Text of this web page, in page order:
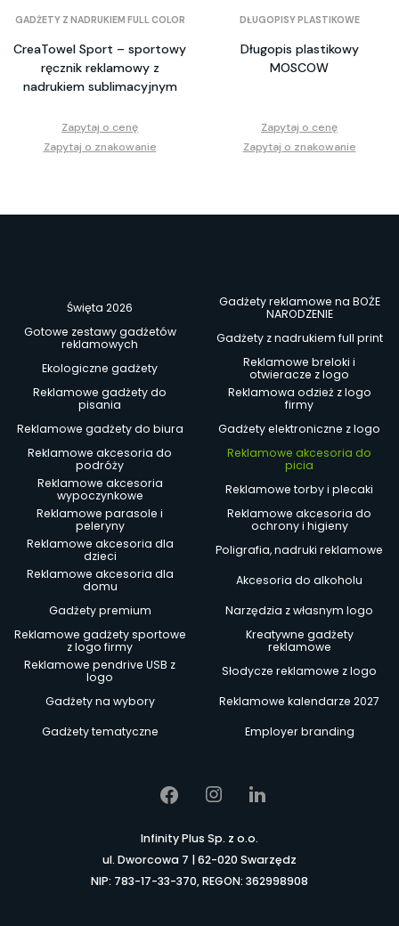
GADŻETY Z NADRUKIEM FULL COLOR
CreaTowel Sport – sportowy
ręcznik reklamowy z
nadrukiem sublimacyjnym
Zapytaj o cenę
Zapytaj o znakowanie
DŁUGOPISY PLASTIKOWE
Długopis plastikowy
MOSCOW
Zapytaj o cenę
Zapytaj o znakowanie
Święta 2026
Gadżety reklamowe na BOŻE
NARODZENIE
Gotowe zestawy gadżetów
reklamowych
Gadżety z nadrukiem full print
Ekologiczne gadżety
Reklamowe breloki i
otwieracze z logo
Reklamowe gadżety do
pisania
Reklamowa odzież z logo
firmy
Reklamowe gadżety do biura
Gadżety elektroniczne z logo
Reklamowe akcesoria do
podróży
Reklamowe akcesoria do
picia
Reklamowe akcesoria
wypoczynkowe
Reklamowe torby i plecaki
Reklamowe parasole i
peleryny
Reklamowe akcesoria do
ochrony i higieny
Reklamowe akcesoria dla
dzieci
Poligrafia, nadruki reklamowe
Reklamowe akcesoria dla
domu
Akcesoria do alkoholu
Gadżety premium
Narzędzia z własnym logo
Reklamowe gadżety sportowe
z logo firmy
Kreatywne gadżety
reklamowe
Reklamowe pendrive USB z
logo
Słodycze reklamowe z logo
Gadżety na wybory
Reklamowe kalendarze 2027
Gadżety tematyczne
Employer branding
Infinity Plus Sp. z o.o.
ul. Dworcowa 7 | 62-020 Swarzędz
NIP: 783-17-33-370, REGON: 362998908